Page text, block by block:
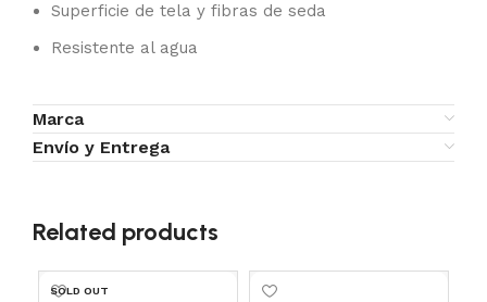
Superficie de tela y fibras de seda
Resistente al agua
Marca
Envío y Entrega
Related products
SOLD OUT